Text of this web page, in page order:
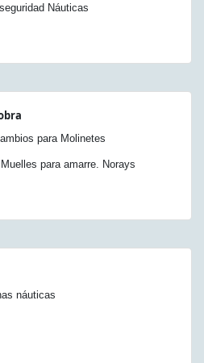
Náuticas
para Molinetes
para amarre. Norays
náuticas